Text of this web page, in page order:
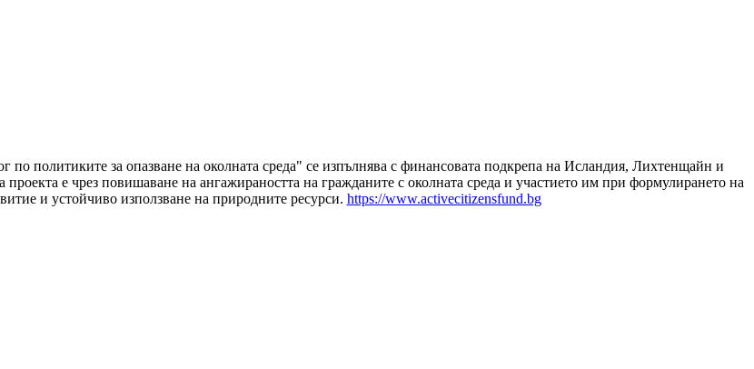
по политиките за опазване на околната среда" се изпълнява с финансовата подкрепа на Исландия, Лихтенщайн и
е чрез повишаване на ангажираността на гражданите с околната среда и участието им при формулирането на
и устойчиво използване на природните ресурси. https://www.activecitizensfund.bg